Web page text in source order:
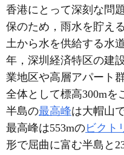
香港にとって深刻な問
保のため，雨水を貯える
土から水を供給する水
年，深圳経済特区の建
業地区や高層アパート
全体として標高300mを
半島の最高峰は大帽山
最高峰は553mのビクト
形で屈曲に富む半島と